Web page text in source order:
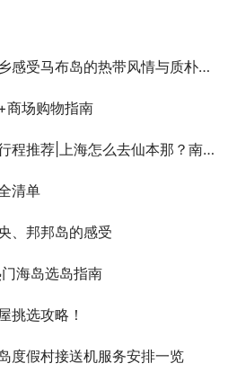
布岛的热带风情与质朴的马来人文 ~
商场购物指南
去仙本那？南京怎么去仙本那？杭州怎么去仙本那？
清单
、邦邦岛的感受
海岛选岛指南
挑选攻略！
度假村接送机服务安排一览